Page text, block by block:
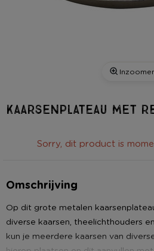
Kaarsenplateau met
Sorry, dit product is
Omschrijving
Op dit grote metalen
diverse kaarsen, theelichthouders
kun je meerdere kaarsen van